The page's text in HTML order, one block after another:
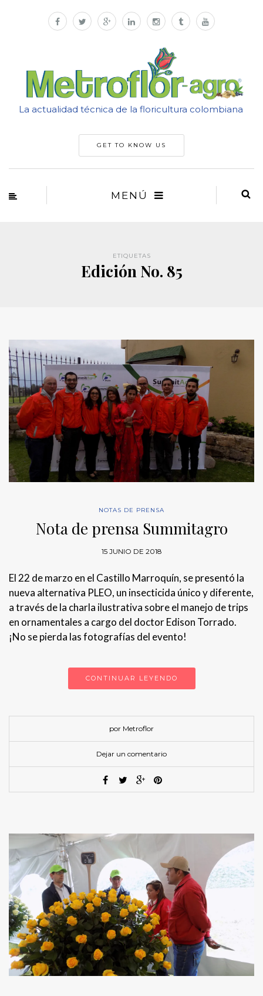
La actualidad técnica de la floricultura colombiana
GET TO KNOW US
MENÚ
ETIQUETAS
Edición No. 85
NOTAS DE PRENSA
Nota de prensa Summitagro
15 JUNIO DE 2018
El 22 de marzo en el Castillo Marroquín, se presentó la
nueva alternativa PLEO, un insecticida único y diferente,
a través de la charla ilustrativa sobre el manejo de trips
en ornamentales a cargo del doctor Edison Torrado.
¡No se pierda las fotografías del evento!
CONTINUAR LEYENDO
por Metroflor
Dejar un comentario